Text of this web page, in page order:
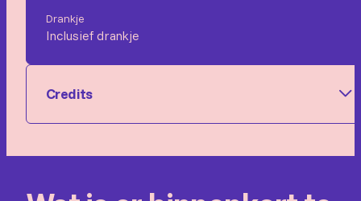
Drankje
Inclusief drankje
Credits
Gezelschap/uitvoerende: Esther van der Voort